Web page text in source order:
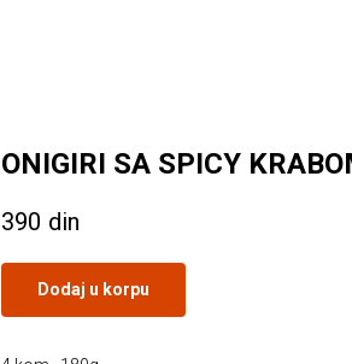
ONIGIRI SA SPICY
390 din
Dodaj u korpu